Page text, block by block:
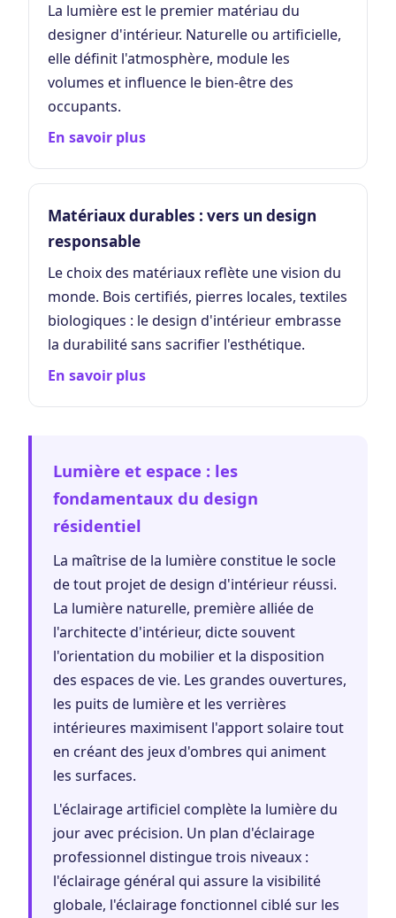
La lumière est le premier matériau du
designer d'intérieur. Naturelle ou artificielle,
elle définit l'atmosphère, module les
volumes et influence le bien-être des
occupants.
En savoir plus
Matériaux durables : vers un design
responsable
Le choix des matériaux reflète une vision du
monde. Bois certifiés, pierres locales, textiles
biologiques : le design d'intérieur embrasse
la durabilité sans sacrifier l'esthétique.
En savoir plus
Lumière et espace : les
fondamentaux du design
résidentiel
La maîtrise de la lumière constitue le socle
de tout projet de design d'intérieur réussi.
La lumière naturelle, première alliée de
l'architecte d'intérieur, dicte souvent
l'orientation du mobilier et la disposition
des espaces de vie. Les grandes ouvertures,
les puits de lumière et les verrières
intérieures maximisent l'apport solaire tout
en créant des jeux d'ombres qui animent
les surfaces.
L'éclairage artificiel complète la lumière du
jour avec précision. Un plan d'éclairage
professionnel distingue trois niveaux :
l'éclairage général qui assure la visibilité
globale, l'éclairage fonctionnel ciblé sur les